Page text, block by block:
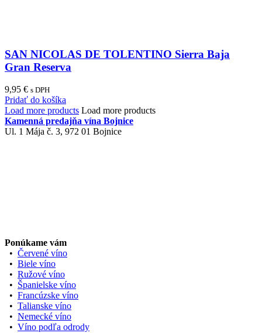
SAN NICOLAS DE TOLENTINO Sierra Baja
Gran Reserva
9,95 € s DPH
Pridať do košíka
Load more products Load more products
Kamenná predajňa vína Bojnice
Ul. 1 Mája č. 3, 972 01 Bojnice
Ponúkame vám
• Červené víno
• Biele víno
• Ružové víno
• Španielske víno
• Francúzske víno
• Talianske víno
• Nemecké víno
• Víno podľa odrody